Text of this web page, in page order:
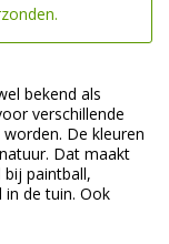
bekend als
verschillende
De kleuren
Dat maakt
paintball,
in de tuin. Ook